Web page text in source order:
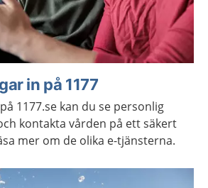
in på 1177
1177.se kan du se personlig
kontakta vården på ett säkert
mer om de olika e-tjänsterna.